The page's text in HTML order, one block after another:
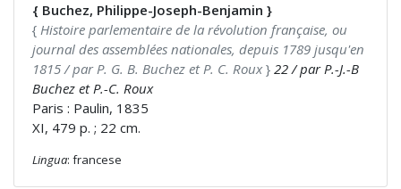
{ Buchez, Philippe-Joseph-Benjamin }
{ Histoire parlementaire de la révolution française, ou
journal des assemblées nationales, depuis 1789 jusqu'en
1815 / par P. G. B. Buchez et P. C. Roux} 22 / par P.-J.-B
Buchez et P.-C. Roux
Paris : Paulin, 1835
XI, 479 p. ; 22 cm.
Lingua: francese